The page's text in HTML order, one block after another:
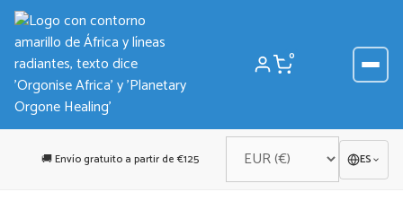
Saltar
contenido
0
🚚 Envío gratuito a partir de €125 ES